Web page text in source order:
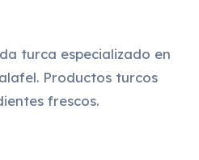
turca especializado en
Productos turcos
frescos.